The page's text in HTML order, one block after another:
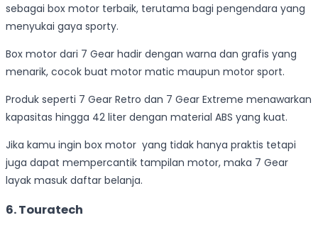
sebagai box motor terbaik, terutama bagi pengendara yang
menyukai gaya sporty.
Box motor dari 7 Gear hadir dengan warna dan grafis yang
menarik, cocok buat motor matic maupun motor sport.
Produk seperti 7 Gear Retro dan 7 Gear Extreme menawarkan
kapasitas hingga 42 liter dengan material ABS yang kuat.
Jika kamu ingin box motor yang tidak hanya praktis tetapi
juga dapat mempercantik tampilan motor, maka 7 Gear
layak masuk daftar belanja.
6. Touratech